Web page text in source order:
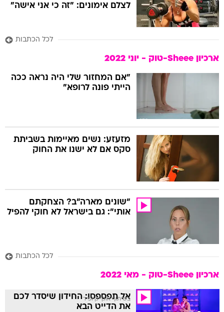
לצלם אימונים: "זה כי אני אישה"
לכל הכתבות
ארכיון Sheee-טוק - יוני 2022
"אם המחזור שלי היה נראה ככה
הייתי פונה לרופא"
מזעזע: נשים מאיימות בשביתת
סקס אם לא ישנו את החוק
"שונים מארה"ב? הצחקתם
אותי": גם בישראל לא חוקי להפיל
לכל הכתבות
ארכיון Sheee-טוק - מאי 2022
אל תפספסו: החידון שיסדר לכם
את הדייט הבא
בשיתוף אוקייקיופיד